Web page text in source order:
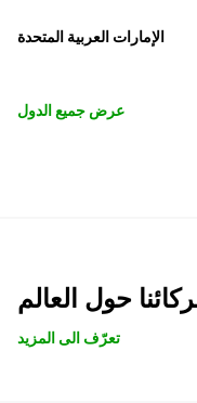
الإمارات العربية المتحدة
عرض جميع الدول
حول العالم
تعرّف الى المزيد